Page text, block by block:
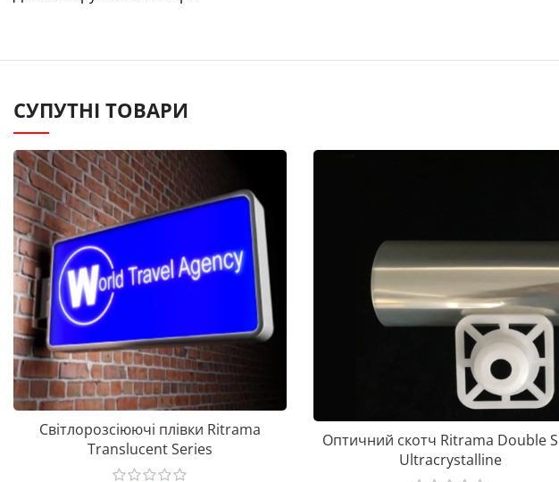
СУПУТНІ ТОВАРИ
Світлорозсіюючі плівки Ritrama
Translucent Series
Оптичний скотч Ritrama Double
Ultracrystalline